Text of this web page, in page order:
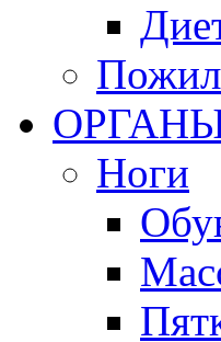
Ноги